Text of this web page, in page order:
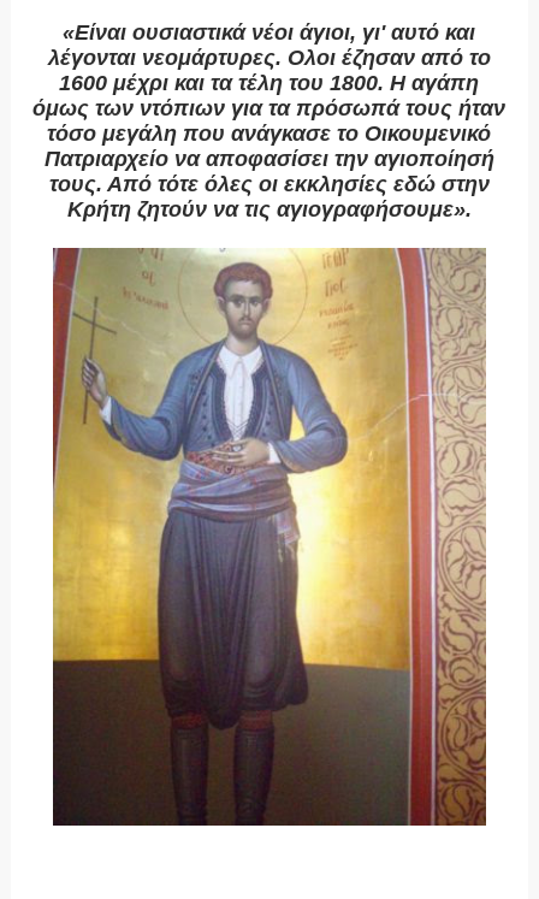
«Είναι ουσιαστικά νέοι άγιοι, γι' αυτό και
λέγονται νεομάρτυρες. Ολοι έζησαν από το
1600 μέχρι και τα τέλη του 1800. Η αγάπη
όμως των ντόπιων για τα πρόσωπά τους ήταν
τόσο μεγάλη που ανάγκασε το Οικουμενικό
Πατριαρχείο να αποφασίσει την αγιοποίησή
τους. Από τότε όλες οι εκκλησίες εδώ στην
Κρήτη ζητούν να τις αγιογραφήσουμε».